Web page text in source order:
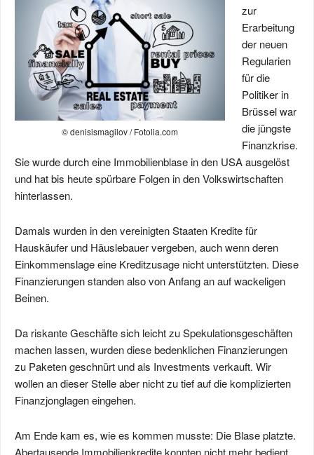
© denisismagilov / Fotolia.com
zur
Erarbeitung
der neuen
Regularien
für die
Politiker in
Brüssel war
die jüngste
Finanzkrise.
Sie wurde durch eine Immobilienblase in den USA ausgelöst
und hat bis heute spürbare Folgen in den Volkswirtschaften
hinterlassen.
Damals wurden in den vereinigten Staaten Kredite für
Hauskäufer und Häuslebauer vergeben, auch wenn deren
Einkommenslage eine Kreditzusage nicht unterstützten. Diese
Finanzierungen standen also von Anfang an auf wackeligen
Beinen.
Da riskante Geschäfte sich leicht zu Spekulationsgeschäften
machen lassen, wurden diese bedenklichen Finanzierungen
zu Paketen geschnürt und als Investments verkauft. Wir
wollen an dieser Stelle aber nicht zu tief auf die komplizierten
Finanzjonglagen eingehen.
Am Ende kam es, wie es kommen musste: Die Blase platzte.
Abertausende Immobilienkredite konnten nicht mehr bedient